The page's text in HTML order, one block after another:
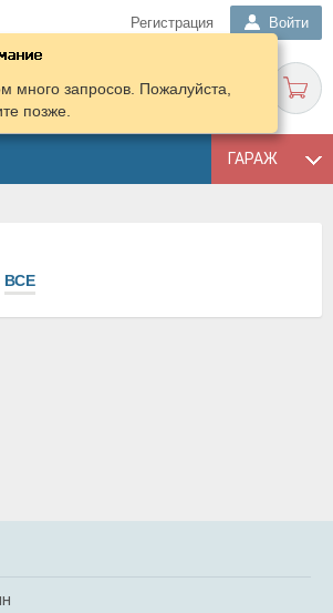
Регистрация Войти
ГАРАЖ
много запросов. Пожалуйста,
позже.
ВСЕ